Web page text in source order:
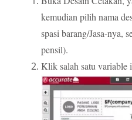
kemudian pilih nama
spasi barang/Jasa-nya,
pensil).
Klik salah satu variable